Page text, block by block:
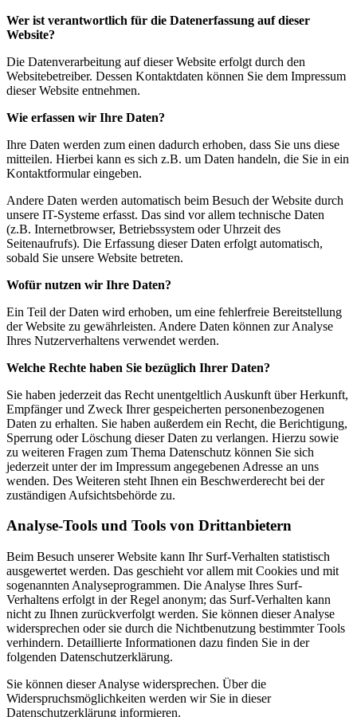
Wer ist verantwortlich für die Datenerfassung auf dieser
Website?
Die Datenverarbeitung auf dieser Website erfolgt durch den
Websitebetreiber. Dessen Kontaktdaten können Sie dem Impressum
dieser Website entnehmen.
Wie erfassen wir Ihre Daten?
Ihre Daten werden zum einen dadurch erhoben, dass Sie uns diese
mitteilen. Hierbei kann es sich z.B. um Daten handeln, die Sie in ein
Kontaktformular eingeben.
Andere Daten werden automatisch beim Besuch der Website durch
unsere IT-Systeme erfasst. Das sind vor allem technische Daten
(z.B. Internetbrowser, Betriebssystem oder Uhrzeit des
Seitenaufrufs). Die Erfassung dieser Daten erfolgt automatisch,
sobald Sie unsere Website betreten.
Wofür nutzen wir Ihre Daten?
Ein Teil der Daten wird erhoben, um eine fehlerfreie Bereitstellung
der Website zu gewährleisten. Andere Daten können zur Analyse
Ihres Nutzerverhaltens verwendet werden.
Welche Rechte haben Sie bezüglich Ihrer Daten?
Sie haben jederzeit das Recht unentgeltlich Auskunft über Herkunft,
Empfänger und Zweck Ihrer gespeicherten personenbezogenen
Daten zu erhalten. Sie haben außerdem ein Recht, die Berichtigung,
Sperrung oder Löschung dieser Daten zu verlangen. Hierzu sowie
zu weiteren Fragen zum Thema Datenschutz können Sie sich
jederzeit unter der im Impressum angegebenen Adresse an uns
wenden. Des Weiteren steht Ihnen ein Beschwerderecht bei der
zuständigen Aufsichtsbehörde zu.
Analyse-Tools und Tools von Drittanbietern
Beim Besuch unserer Website kann Ihr Surf-Verhalten statistisch
ausgewertet werden. Das geschieht vor allem mit Cookies und mit
sogenannten Analyseprogrammen. Die Analyse Ihres Surf-
Verhaltens erfolgt in der Regel anonym; das Surf-Verhalten kann
nicht zu Ihnen zurückverfolgt werden. Sie können dieser Analyse
widersprechen oder sie durch die Nichtbenutzung bestimmter Tools
verhindern. Detaillierte Informationen dazu finden Sie in der
folgenden Datenschutzerklärung.
Sie können dieser Analyse widersprechen. Über die
Widerspruchsmöglichkeiten werden wir Sie in dieser
Datenschutzerklärung informieren.